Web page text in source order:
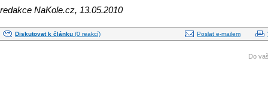
redakce NaKole.cz, 13.05.2010
Diskutovat k článku (0 reakcí) Poslat e-mailem
Do